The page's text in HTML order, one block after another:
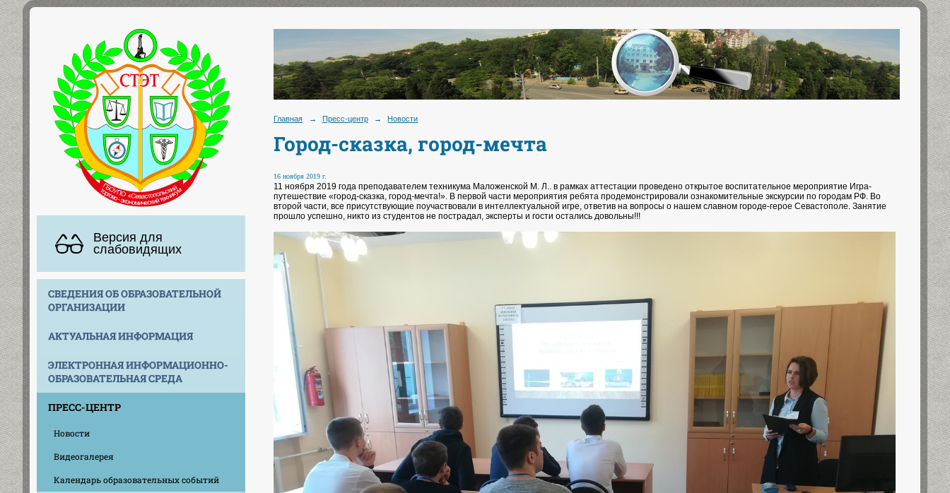
Версия для
слабовидящих
СВЕДЕНИЯ ОБ ОБРАЗОВАТЕЛЬНОЙ
ОРГАНИЗАЦИИ
АКТУАЛЬНАЯ ИНФОРМАЦИЯ
ЭЛЕКТРОННАЯ ИНФОРМАЦИОННО-
ОБРАЗОВАТЕЛЬНАЯ СРЕДА
ПРЕСС-ЦЕНТР
Новости
Видеогалерея
Календарь образовательных событий
Главная → Пресс-центр → Новости
Город-сказка, город-мечта
16 ноября 2019 г.
11 ноября 2019 года преподавателем техникума Маложенской М. Л.. в рамках аттестации проведено открытое воспитательное мероприятие Игра-
путешествие «город-сказка, город-мечта!». В первой части мероприятия ребята продемонстрировали ознакомительные экскурсии по городам РФ. Во
второй части, все присутствующие поучаствовали в интеллектуальной игре, ответив на вопросы о нашем славном городе-герое Севастополе. Занятие
прошло успешно, никто из студентов не пострадал, эксперты и гости остались довольны!!!